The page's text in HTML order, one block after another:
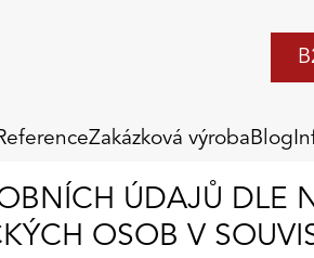
Zakázková výroba Blog
ÚDAJŮ DLE
OSOB V